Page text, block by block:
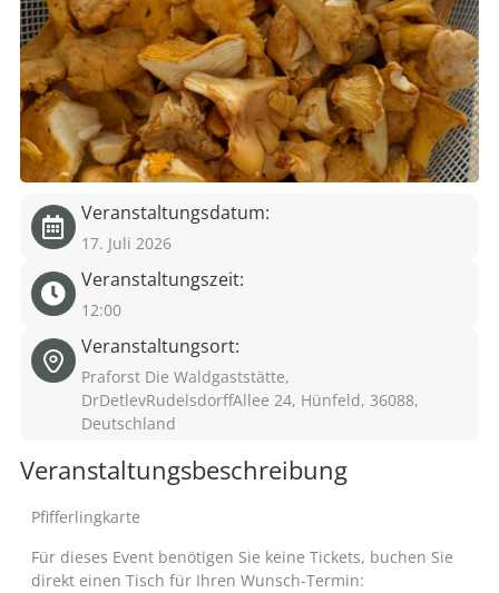
Veranstaltungsdatum:
17. Juli 2026
Veranstaltungszeit:
12:00
Veranstaltungsort:
Praforst Die Waldgaststätte,
DrDetlevRudelsdorffAllee 24, Hünfeld, 36088,
Deutschland
Veranstaltungsbeschreibung
Pfifferlingkarte
Für dieses Event benötigen Sie keine Tickets, buchen Sie
direkt einen Tisch für Ihren Wunsch-Termin: